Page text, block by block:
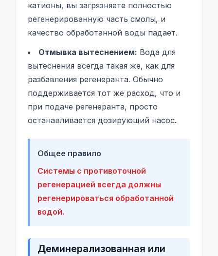
катионы, вы загрязняете полностью
регенерированную часть смолы, и
качество обработанной воды падает.
Отмывка вытеснением: Вода для
вытеснения всегда такая же, как для
разбавления регенеранта. Обычно
поддерживается тот же расход, что и
при подаче регенеранта, просто
останавливается дозирующий насос.
Общее правило
Системы с противоточной
регенерацией всегда должны
регенерироваться обработанной
водой.
Деминерализованная или